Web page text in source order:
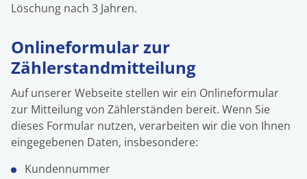
Löschung nach 3 Jahren.
Onlineformular zur
Zählerstandmitteilung
Auf unserer Webseite stellen wir ein Onlineformular
zur Mitteilung von Zählerständen bereit. Wenn Sie
dieses Formular nutzen, verarbeiten wir die von Ihnen
eingegebenen Daten, insbesondere:
Kundennummer